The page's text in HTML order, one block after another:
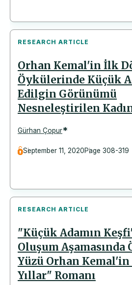
RESEARCH ARTICLE
Orhan Kemal'in İlk
Öykülerinde Küçük
Edilgin Görünümü
Nesneleştirilen
Gürhan Çopur*
September 11, 2020Page 308-319
RESEARCH ARTICLE
"Küçük Adamın
Oluşum
Yüzü Orhan Kemal'in
Yıllar" Romanı